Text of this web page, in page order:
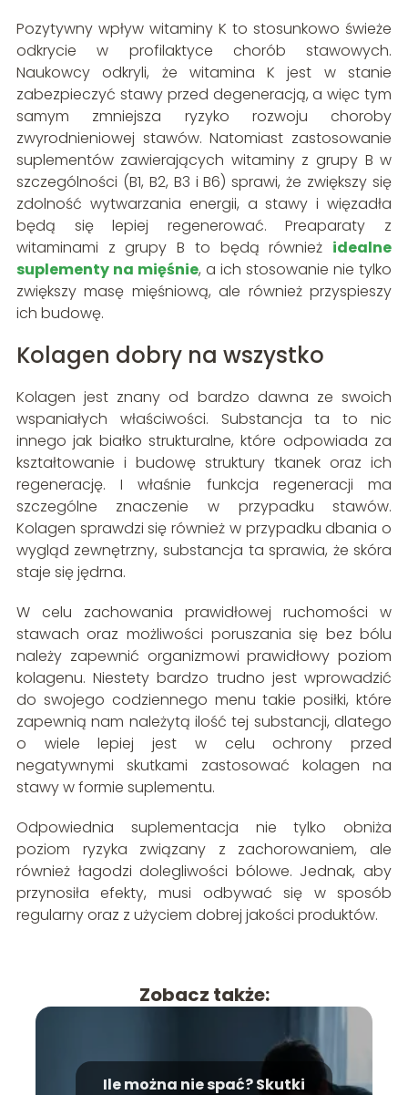
Pozytywny wpływ witaminy K to stosunkowo świeże
odkrycie w profilaktyce chorób stawowych.
Naukowcy odkryli, że witamina K jest w stanie
zabezpieczyć stawy przed degeneracją, a więc tym
samym zmniejsza ryzyko rozwoju choroby
zwyrodnieniowej stawów. Natomiast zastosowanie
suplementów zawierających witaminy z grupy B w
szczególności (B1, B2, B3 i B6) sprawi, że zwiększy się
zdolność wytwarzania energii, a stawy i więzadła
będą się lepiej regenerować. Preaparaty z
witaminami z grupy B to będą również idealne
suplementy na mięśnie, a ich stosowanie nie tylko
zwiększy masę mięśniową, ale również przyspieszy
ich budowę.
Kolagen dobry na wszystko
Kolagen jest znany od bardzo dawna ze swoich
wspaniałych właściwości. Substancja ta to nic
innego jak białko strukturalne, które odpowiada za
kształtowanie i budowę struktury tkanek oraz ich
regenerację. I właśnie funkcja regeneracji ma
szczególne znaczenie w przypadku stawów.
Kolagen sprawdzi się również w przypadku dbania o
wygląd zewnętrzny, substancja ta sprawia, że skóra
staje się jędrna.
W celu zachowania prawidłowej ruchomości w
stawach oraz możliwości poruszania się bez bólu
należy zapewnić organizmowi prawidłowy poziom
kolagenu. Niestety bardzo trudno jest wprowadzić
do swojego codziennego menu takie posiłki, które
zapewnią nam należytą ilość tej substancji, dlatego
o wiele lepiej jest w celu ochrony przed
negatywnymi skutkami zastosować kolagen na
stawy w formie suplementu.
Odpowiednia suplementacja nie tylko obniża
poziom ryzyka związany z zachorowaniem, ale
również łagodzi dolegliwości bólowe. Jednak, aby
przynosiła efekty, musi odbywać się w sposób
regularny oraz z użyciem dobrej jakości produktów.
Zobacz także:
Ile można nie spać? Skutki